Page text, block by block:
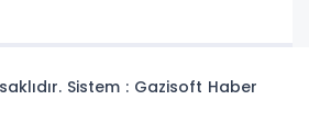
Sistem : Gazisoft Haber